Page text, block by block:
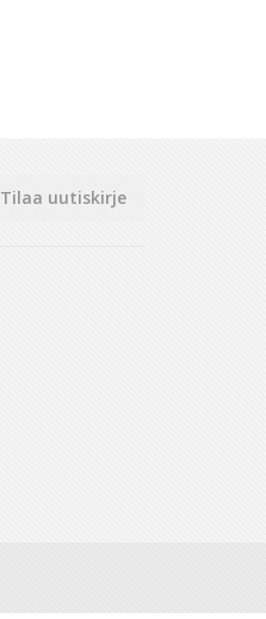
Tilaa uutiskirje